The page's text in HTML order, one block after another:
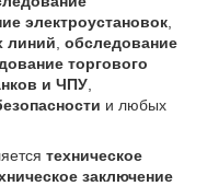
электроустановок
линий обследование
торгового
и ЧПУ
и любых
техническое
заключение